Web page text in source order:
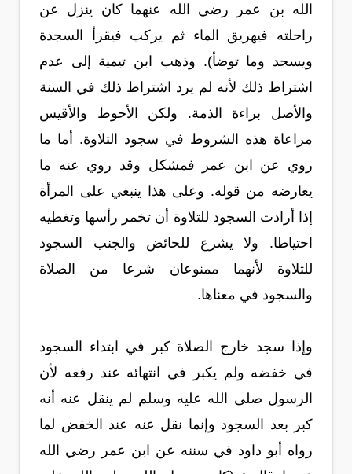
الله بن عمر رضي الله عنهما كان ينزل عن
راحلته فيهريق الماء ثم يركب فيقرأ السجدة
ويسجد وما توضأ). وذهب ابن تيمية إلى عدم
اشتراط ذلك لأنه لم يرد اشتراط ذلك في السنة
والأصل براءة الذمة. ولكن الأحوط والأقيس
مراعاة هذه الشروط في سجود التلاوة. أما ما
روي عن ابن عمر فمشكل وقد روي عنه ما
يعارضه من قوله. وعلى هذا ينبغي على المرأة
إذا أرادت السجود للتلاوة أن تخمر رأسها وتغطيه
احتياطا. ولا يشرع للحائض والجنب السجود
للتلاوة لأنهما ممنوعان شرعا من الصلاة
والسجود في معناها.
وإذا سجد خارج الصلاة كبر في ابتداء السجود
في خفضه ولم يكبر في انتهائه عند رفعه لأن
الرسول صلى الله عليه وسلم لم ينقل عنه أنه
كبر بعد السجود وإنما نقل عنه عند الخفض لما
رواه أبو داود في سننه عن ابن عمر رضي الله